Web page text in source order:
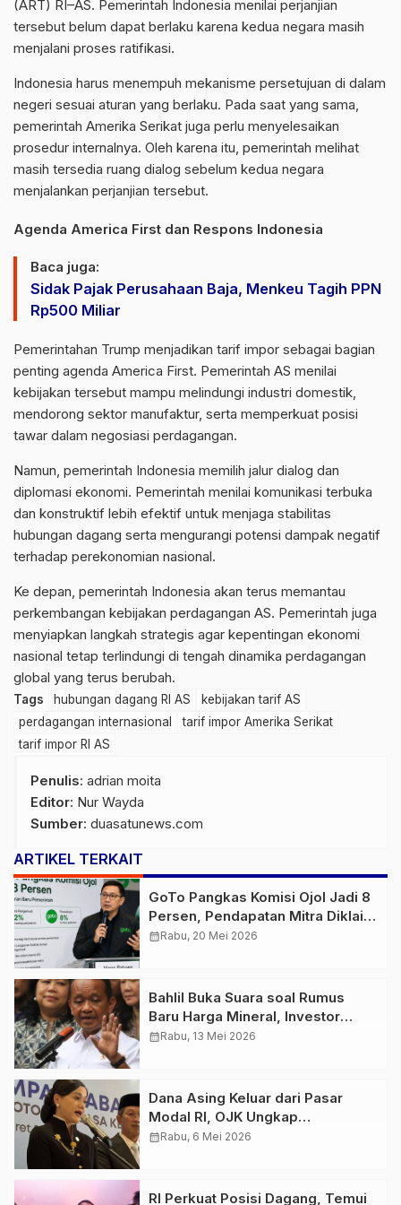
(ART) RI–AS. Pemerintah Indonesia menilai perjanjian
tersebut belum dapat berlaku karena kedua negara masih
menjalani proses ratifikasi.
Indonesia harus menempuh mekanisme persetujuan di dalam
negeri sesuai aturan yang berlaku. Pada saat yang sama,
pemerintah Amerika Serikat juga perlu menyelesaikan
prosedur internalnya. Oleh karena itu, pemerintah melihat
masih tersedia ruang dialog sebelum kedua negara
menjalankan perjanjian tersebut.
Agenda America First dan Respons Indonesia
Baca juga:
Sidak Pajak Perusahaan Baja, Menkeu Tagih PPN
Rp500 Miliar
Pemerintahan Trump menjadikan tarif impor sebagai bagian
penting agenda America First. Pemerintah AS menilai
kebijakan tersebut mampu melindungi industri domestik,
mendorong sektor manufaktur, serta memperkuat posisi
tawar dalam negosiasi perdagangan.
Namun, pemerintah Indonesia memilih jalur dialog dan
diplomasi ekonomi. Pemerintah menilai komunikasi terbuka
dan konstruktif lebih efektif untuk menjaga stabilitas
hubungan dagang serta mengurangi potensi dampak negatif
terhadap perekonomian nasional.
Ke depan, pemerintah Indonesia akan terus memantau
perkembangan kebijakan perdagangan AS. Pemerintah juga
menyiapkan langkah strategis agar kepentingan ekonomi
nasional tetap terlindungi di tengah dinamika perdagangan
global yang terus berubah.
Tags hubungan dagang RI AS
kebijakan tarif AS
perdagangan internasional
tarif impor Amerika Serikat
tarif impor RI AS
Penulis: adrian moita
Editor: Nur Wayda
Sumber: duasatunews.com
ARTIKEL TERKAIT
GoTo Pangkas Komisi Ojol Jadi 8
Persen, Pendapatan Mitra Diklaim
Tetap Stabil
calendar_monthRabu, 20 Mei 2026
Bahlil Buka Suara soal Rumus
Baru Harga Mineral, Investor
China Mulai Pertanyakan Regulasi
calendar_monthRabu, 13 Mei 2026
Dana Asing Keluar dari Pasar
Modal RI, OJK Ungkap
Penyebabnya
calendar_monthRabu, 6 Mei 2026
RI Perkuat Posisi Dagang, Temui